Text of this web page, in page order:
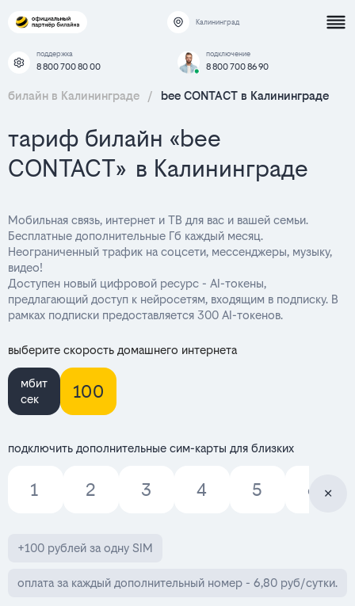
Калининград
поддержка
8 800 700 80 00
подключение
8 800 700 86 90
билайн в Калининграде / bee CONTACT в Калининграде
тариф билайн «bee
CONTACT» в Калининграде
Мобильная связь, интернет и ТВ для вас и вашей семьи.
Бесплатные дополнительные Гб каждый месяц.
Неограниченный трафик на соцсети, мессенджеры, музыку,
видео!
Доступен новый цифровой ресурс - AI-токены,
предлагающий доступ к нейросетям, входящим в подписку. В
рамках подписки предоставляется 300 AI-токенов.
выберите скорость домашнего интернета
мбит
сек
100
подключить дополнительные сим-карты для близких
1 2 3 4 5 6
+100 рублей за одну SIM
оплата за каждый дополнительный номер - 6,80 руб/сутки.